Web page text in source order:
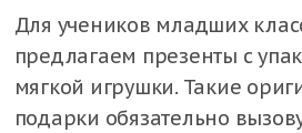
Для учеников младших
предлагаем презенты с
мягкой игрушки. Такие
подарки обязательно